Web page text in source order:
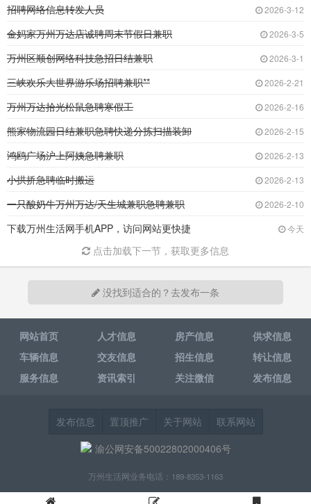
招聘网络信息转发人员 2026-3-12
金妈家万州万达店诚聘周末节假日兼职 2026-3-5
万州区顺创网络科技急招日结兼职 2026-3-1
三峡欢乐大世界游乐场招聘兼职** 2026-2-21
万州万达拾光松鼠急聘寒假工 2026-2-16
熊家物流园日结兼职急聘快递分拣扫描装卸 2026-2-15
鸿鸥广场沪上阿姨急聘兼职 2026-2-13
小拱挢急聘临时搬运 2026-2-13
一只酸奶牛万州万达/天生城兼职急聘兼职 2026-2-10
下载万州生活网手机APP，访问网站更快捷 今天
点击加载下一节，获取更多信息
没找到适合的？去发布一条
网站首页 人才信息 房产信息
供求信息
车辆信息
交友信息 招生信息
转让信息
服务信息
资讯索引 关注微信 发布信息
发布信息 置顶推广 关于网站
联系网站
渝公网安备50022802000406号
万州生活网业务电话：189-8353-1163